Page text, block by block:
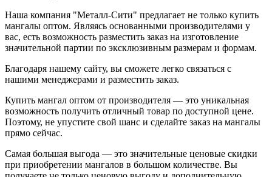
Наша компания "Металл-Сити" предлагает не только купить
мангалы оптом. Являясь основанными производителями у
вас, есть возможность разместить заказ на изготовление
значительной партии по эксклюзивным размерам и формам.
Благодаря нашему сайту, вы сможете легко связаться с
нашими менеджерами и разместить заказ.
Купить мангал оптом от производителя — это уникальная
возможность получить отличный товар по доступной цене.
Поэтому, не упустите свой шанс и сделайте заказ на мангалы
прямо сейчас.
Самая большая выгода — это значительные ценовые скидки
при приобретении мангалов в большом количестве. Вы